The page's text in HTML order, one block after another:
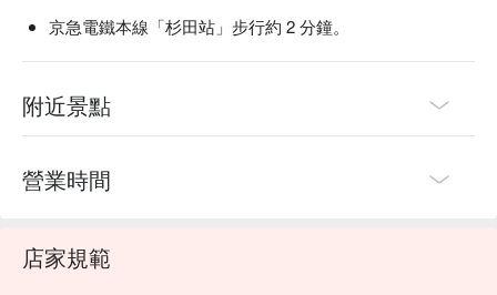
京急電鐵本線「杉田站」步行約 2 分鐘。
附近景點
營業時間
店家規範